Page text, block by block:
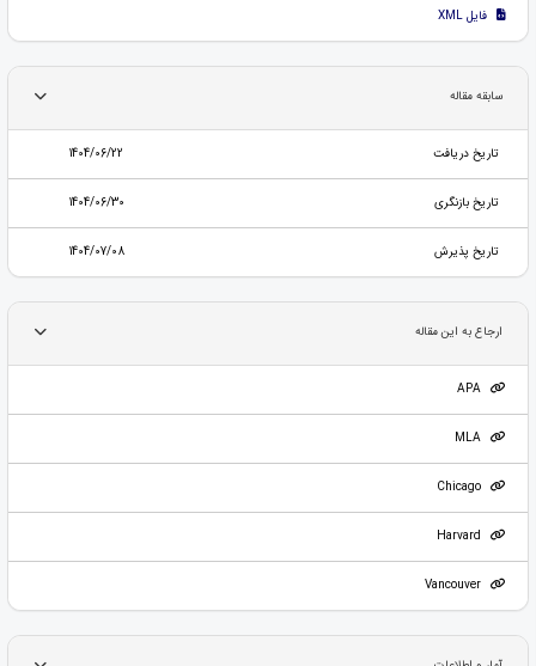
فایل XML
سابقه مقاله
تاریخ دریافت 1404/06/22
تاریخ بازنگری 1404/06/30
تاریخ پذیرش 1404/07/08
ارجاع به این مقاله
APA
MLA
Chicago
Vancouver